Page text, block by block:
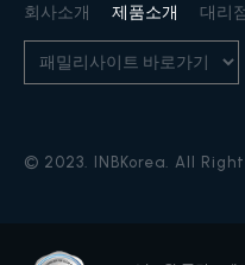
회사소개 제품소개 대리
© 2023. INBKorea. All